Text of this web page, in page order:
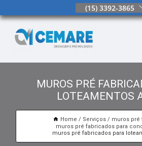
(15) 3392-3865
MUROS PRÉ
LOTEAMENTOS
Home Serviços
muros pré
muros pré fabricados para
muros pré fabricados para